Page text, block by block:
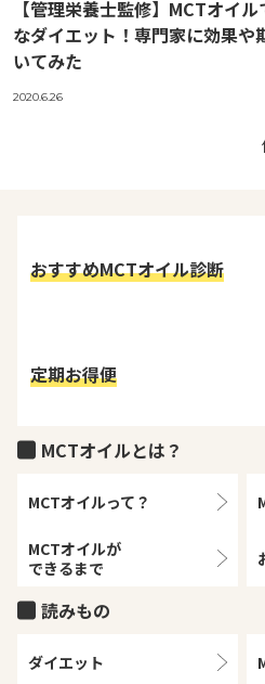
【管理栄養士監修】MCTオイ
なダイエット！専門家に効果や
いてみた
2020.6.26
おすすめMCTオイル診断
定期お得便
MCTオイルとは？
MCTオイルって？
MCTオイルが
できるまで
読みもの
ダイエット